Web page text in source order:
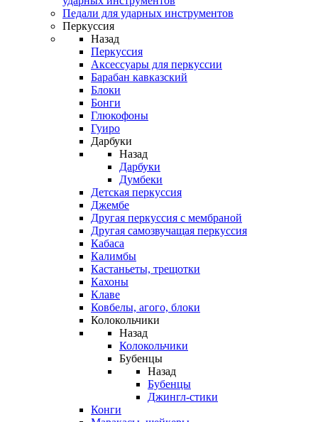
Педали для ударных инструментов
Перкуссия
Назад
Перкуссия
Аксессуары для перкуссии
Барабан кавказский
Блоки
Бонги
Глюкофоны
Гуиро
Дарбуки
Назад
Дарбуки
Думбеки
Детская перкуссия
Джембе
Другая перкуссия с мембраной
Другая самозвучащая перкуссия
Кабаса
Калимбы
Кастаньеты, трещотки
Кахоны
Клаве
Ковбелы, агого, блоки
Колокольчики
Назад
Колокольчики
Бубенцы
Назад
Бубенцы
Джингл-стики
Конги